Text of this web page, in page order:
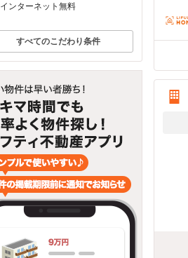
インターネット無料
すべてのこだわり条件